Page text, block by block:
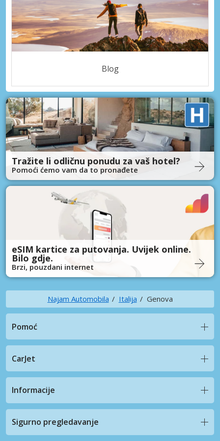
Blog
Tražite li odličnu ponudu za vaš hotel?
Pomoći ćemo vam da to pronađete
eSIM kartice za putovanja. Uvijek online.
Bilo gdje.
Brzi, pouzdani internet
Najam Automobila Italija Genova
Pomoć
CarJet
Informacije
Sigurno pregledavanje